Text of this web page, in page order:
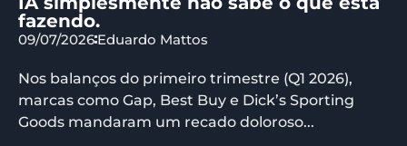
fazendo.
09/07/2026 Eduardo Mattos
Nos balanços do primeiro trimestre (Q1 2026),
marcas como Gap, Best Buy e Dick’s Sporting
Goods mandaram um recado doloroso...